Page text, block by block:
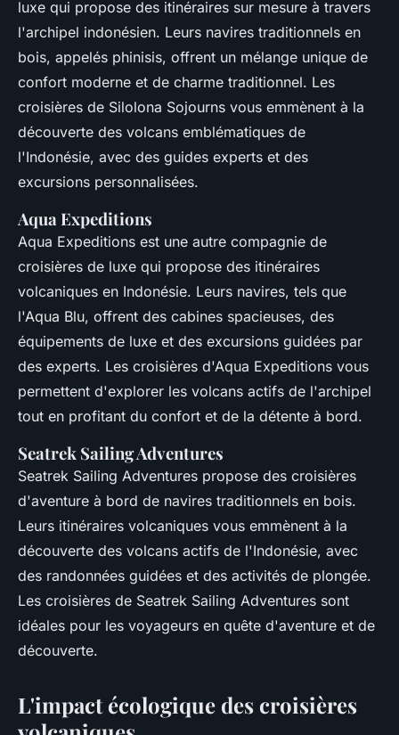
luxe qui propose des itinéraires sur mesure à travers
l'archipel indonésien. Leurs navires traditionnels en
bois, appelés phinisis, offrent un mélange unique de
confort moderne et de charme traditionnel. Les
croisières de Silolona Sojourns vous emmènent à la
découverte des volcans emblématiques de
l'Indonésie, avec des guides experts et des
excursions personnalisées.
Aqua Expeditions
Aqua Expeditions est une autre compagnie de
croisières de luxe qui propose des itinéraires
volcaniques en Indonésie. Leurs navires, tels que
l'Aqua Blu, offrent des cabines spacieuses, des
équipements de luxe et des excursions guidées par
des experts. Les croisières d'Aqua Expeditions vous
permettent d'explorer les volcans actifs de l'archipel
tout en profitant du confort et de la détente à bord.
Seatrek Sailing Adventures
Seatrek Sailing Adventures propose des croisières
d'aventure à bord de navires traditionnels en bois.
Leurs itinéraires volcaniques vous emmènent à la
découverte des volcans actifs de l'Indonésie, avec
des randonnées guidées et des activités de plongée.
Les croisières de Seatrek Sailing Adventures sont
idéales pour les voyageurs en quête d'aventure et de
découverte.
L'impact écologique des croisières